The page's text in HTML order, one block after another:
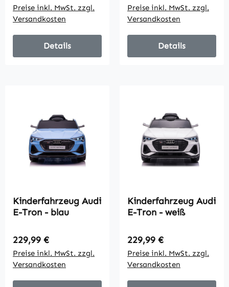
x 58 x 41cm
Preise inkl. MwSt. zzgl.
Versandkosten
Details
Licht, rot+schwarz,
103 x 58 x 41cm
Preise inkl. MwSt. zzgl.
Versandkosten
Details
Kinderfahrzeug Audi
E-Tron - blau
Regulärer Preis:
229,99 €
Preise inkl. MwSt. zzgl.
Versandkosten
Kinderfahrzeug Audi
E-Tron - weiß
Regulärer Preis:
229,99 €
Preise inkl. MwSt. zzgl.
Versandkosten